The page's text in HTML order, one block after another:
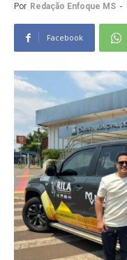
Por Redação Enfoque MS -
Facebook